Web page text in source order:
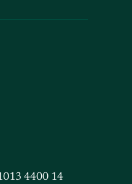
4400 14